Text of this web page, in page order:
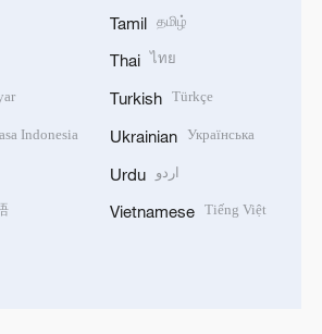
Indonesia
Tamil தமிழ்
Thai ไทย
Turkish Türkçe
Ukrainian Українська
Urdu اردو
Vietnamese Tiếng Việt